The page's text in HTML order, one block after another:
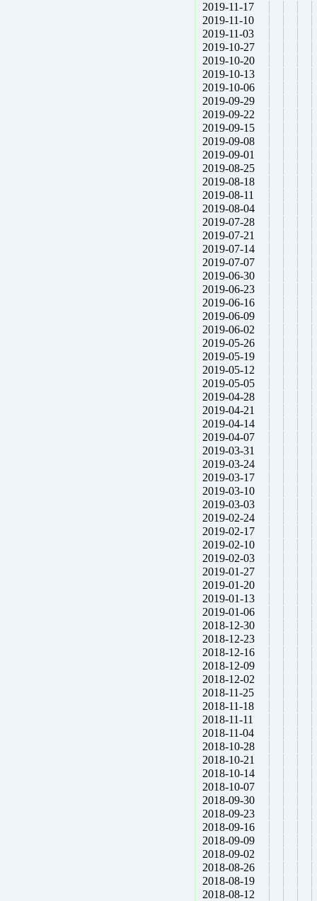
2019-11-17
2019-11-10
2019-11-03
2019-10-27
2019-10-20
2019-10-13
2019-10-06
2019-09-29
2019-09-22
2019-09-15
2019-09-08
2019-09-01
2019-08-25
2019-08-18
2019-08-11
2019-08-04
2019-07-28
2019-07-21
2019-07-14
2019-07-07
2019-06-30
2019-06-23
2019-06-16
2019-06-09
2019-06-02
2019-05-26
2019-05-19
2019-05-12
2019-05-05
2019-04-28
2019-04-21
2019-04-14
2019-04-07
2019-03-31
2019-03-24
2019-03-17
2019-03-10
2019-03-03
2019-02-24
2019-02-17
2019-02-10
2019-02-03
2019-01-27
2019-01-20
2019-01-13
2019-01-06
2018-12-30
2018-12-23
2018-12-16
2018-12-09
2018-12-02
2018-11-25
2018-11-18
2018-11-11
2018-11-04
2018-10-28
2018-10-21
2018-10-14
2018-10-07
2018-09-30
2018-09-23
2018-09-16
2018-09-09
2018-09-02
2018-08-26
2018-08-19
2018-08-12